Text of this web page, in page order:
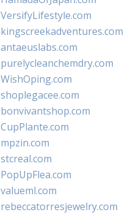
VersifyLifestyle.com
kingscreekadventures.com
antaeuslabs.com
purelycleanchemdry.com
WishOping.com
shoplegacee.com
bonvivantshop.com
CupPlante.com
mpzin.com
stcreal.com
PopUpFlea.com
valueml.com
rebeccatorresjewelry.com